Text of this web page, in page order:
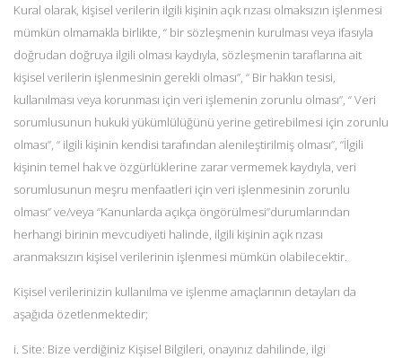
Kural olarak, kişisel verilerin ilgili kişinin açık rızası olmaksızın işlenmesi
mümkün olmamakla birlikte, “ bir sözleşmenin kurulması veya ifasıyla
doğrudan doğruya ilgili olması kaydıyla, sözleşmenin taraflarına ait
kişisel verilerin işlenmesinin gerekli olması”, “ Bir hakkın tesisi,
kullanılması veya korunması için veri işlemenin zorunlu olması”, “ Veri
sorumlusunun hukuki yükümlülüğünü yerine getirebilmesi için zorunlu
olması”, “ ilgili kişinin kendisi tarafından alenileştirilmiş olması”, “İlgili
kişinin temel hak ve özgürlüklerine zarar vermemek kaydıyla, veri
sorumlusunun meşru menfaatleri için veri işlenmesinin zorunlu
olması” ve/veya “Kanunlarda açıkça öngörülmesi”durumlarından
herhangi birinin mevcudiyeti halinde, ilgili kişinin açık rızası
aranmaksızın kişisel verilerinin işlenmesi mümkün olabilecektir.
Kişisel verilerinizin kullanılma ve işlenme amaçlarının detayları da
aşağıda özetlenmektedir;
i. Site: Bize verdiğiniz Kişisel Bilgileri, onayınız dahilinde, ilgi